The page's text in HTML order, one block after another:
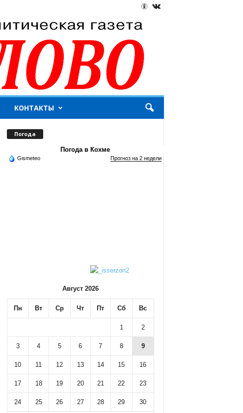
КОНТАКТЫ
Погода
Погода в Кохме
Gismeteo Прогноз на 2 недели
Август 2026
Пн Вт Ср Чт Пт Сб Вс
1 2
3 4 5 6 7 8 9
10 11 12 13 14 15 16
17 18 19 20 21 22 23
24 25 26 27 28 29 30